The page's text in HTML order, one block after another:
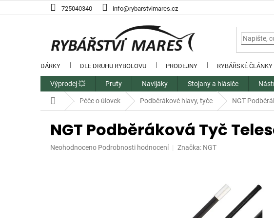
na
725040340 info@rybarstvimares.cz
DÁRKY DLE DRUHU RYBOLOVU PRODEJNY RYBÁŘSKÉ ČLÁNKY
Výprodej 💥 Pruty Navijáky Stojany a hlásiče
Domů Péče o úlovek Podběrákové hlavy, tyče NGT
NGT Podběráková Tyč
Průměrné
Neohodnoceno Podrobnosti hodnocení Značka: NGT